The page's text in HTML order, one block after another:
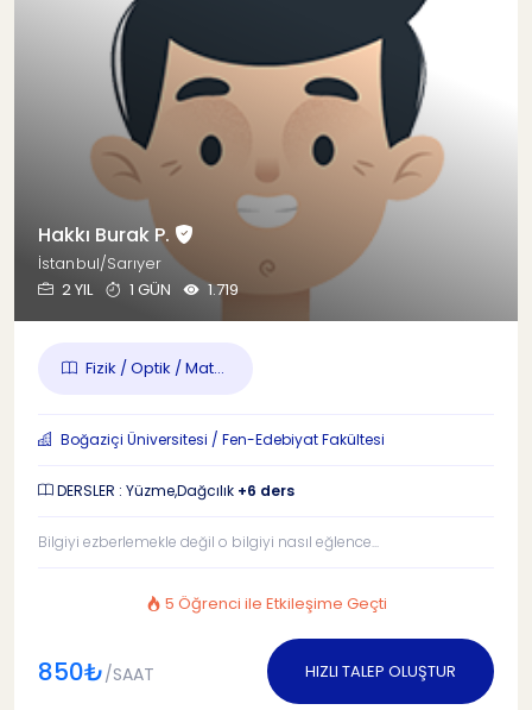
Hakkı Burak P.
İstanbul/Sarıyer
2 YIL
1 GÜN 1.719
Fizik / Optik / Mat...
Boğaziçi Üniversitesi / Fen-Edebiyat Fakültesi
DERSLER : Yüzme,Dağcılık +6 ders
Bilgiyi ezberlemekle değil o bilgiyi nasıl eğlence...
5 Öğrenci ile Etkileşime Geçti
850₺/SAAT HIZLI TALEP OLUŞTUR